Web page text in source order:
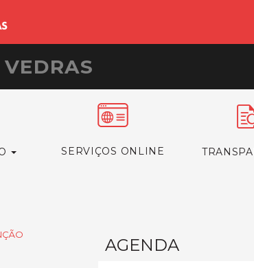
SERVIÇOS ONLINE
AGENDA